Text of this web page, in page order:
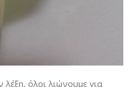
όλοι λιώνουμε για